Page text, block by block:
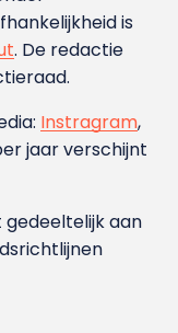
is
. De redactie
Instragram,
jaar verschijnt
gedeeltelijk aan